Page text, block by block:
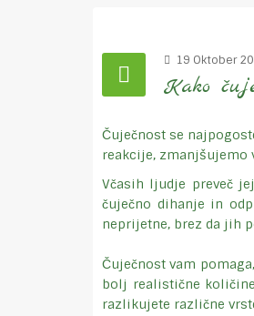
19 Oktober
Kako
Čuječnost se
reakcije, zmanjšujemo
Včasih ljudje preveč
čuječno dihanje in
neprijetne, brez da jih
Čuječnost vam
bolj realistične
razlikujete različne